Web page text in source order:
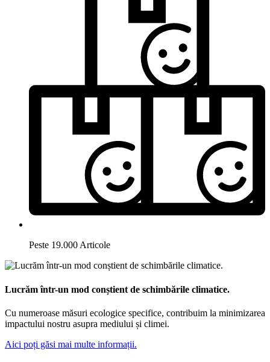
Peste 19.000 Articole
Lucrăm într-un mod conștient de schimbările climatice.
Cu numeroase măsuri ecologice specifice, contribuim la minimizarea
impactului nostru asupra mediului și climei.
Aici poți găsi mai multe informații.